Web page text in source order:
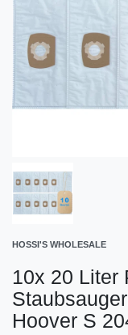
HOSSI'S WHOLESALE
10x 20 Liter
Hoover S